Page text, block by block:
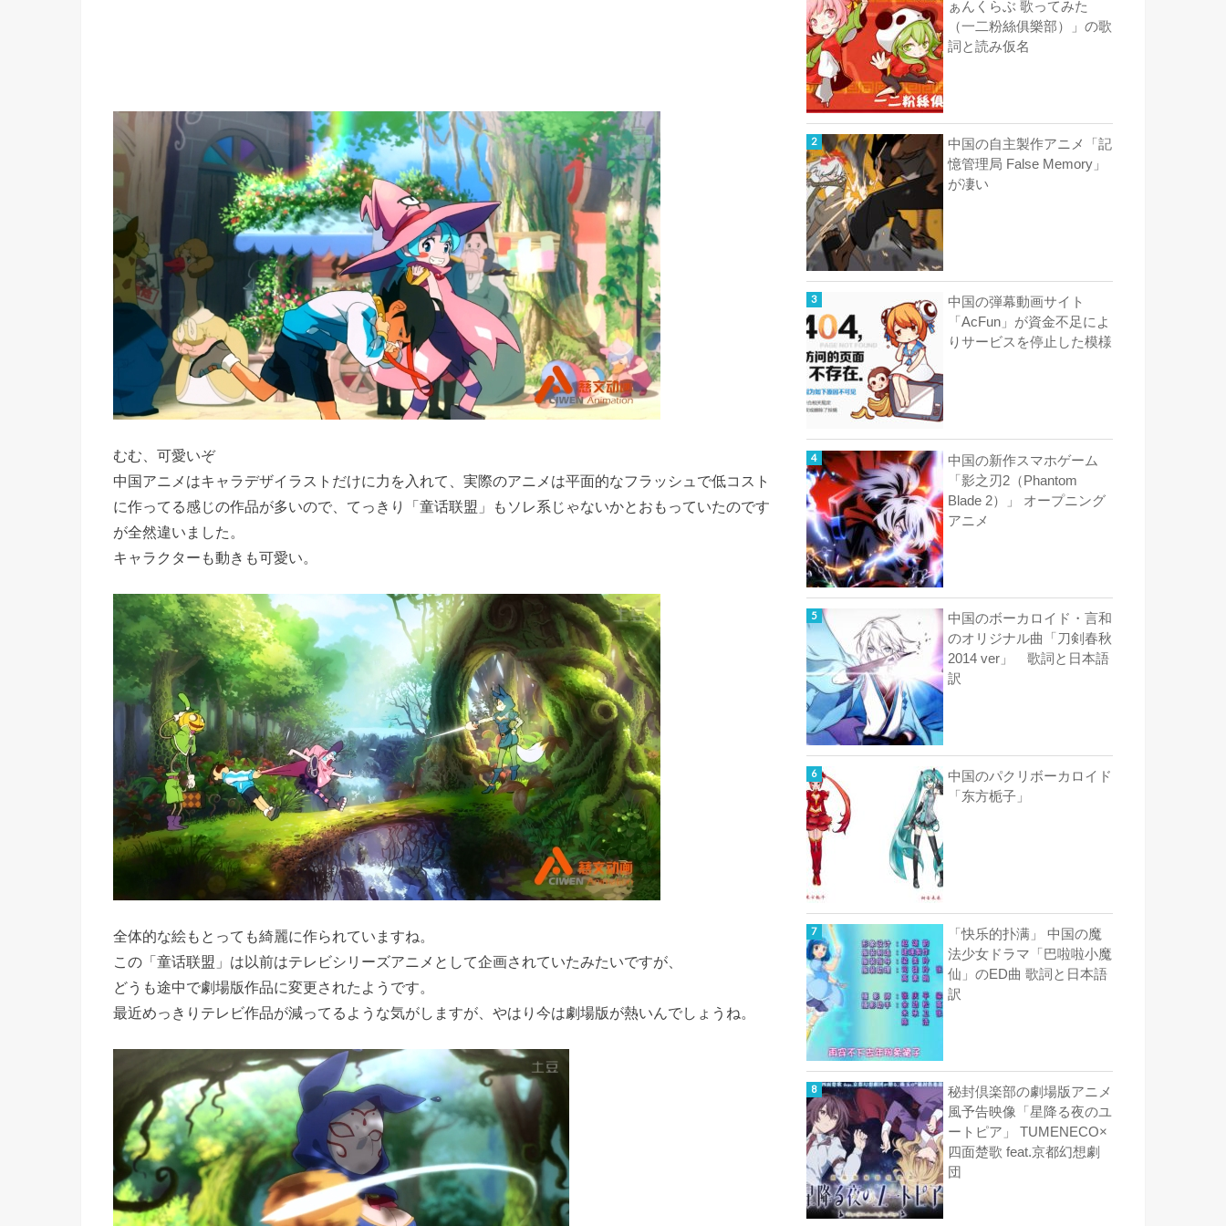
むむ、可愛いぞ
中国アニメはキャラデザイラストだけに力を入れて、実際のアニメは平面的なフラッシュで低コスト
に作ってる感じの作品が多いので、てっきり「童话联盟」もソレ系じゃないかとおもっていたのです
が全然違いました。
キャラクターも動きも可愛い。
全体的な絵もとっても綺麗に作られていますね。
この「童话联盟」は以前はテレビシリーズアニメとして企画されていたみたいですが、
どうも途中で劇場版作品に変更されたようです。
最近めっきりテレビ作品が減ってるような気がしますが、やはり今は劇場版が熱いんでしょうね。
ぁんくらぶ 歌ってみた
（一二粉絲俱樂部）」の歌
詞と読み仮名
中国の自主製作アニメ「記
憶管理局 False Memory」
が凄い
中国の弾幕動画サイト
「AcFun」が資金不足によ
りサービスを停止した模様
中国の新作スマホゲーム
「影之刃2（Phantom
Blade 2）」 オープニング
アニメ
中国のボーカロイド・言和
のオリジナル曲「刀剣春秋
2014 ver」 歌詞と日本語
訳
中国のパクリボーカロイド
「东方栀子」
「快乐的扑满」 中国の魔
法少女ドラマ「巴啦啦小魔
仙」のED曲 歌詞と日本語
訳
秘封倶楽部の劇場版アニメ
風予告映像「星降る夜のユ
ートピア」 TUMENECO×
四面楚歌 feat.京都幻想劇
団